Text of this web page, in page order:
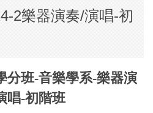
2樂器演奏/演唱-初
分班-音樂學系-樂器演
唱-初階班